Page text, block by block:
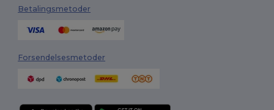
Betalingsmetoder
Forsendelsesmetoder